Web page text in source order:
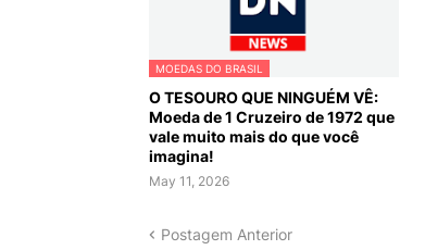
MOEDAS DO BRASIL
O TESOURO QUE NINGUÉM VÊ:
Moeda de 1 Cruzeiro de 1972 que
vale muito mais do que você
imagina!
May 11, 2026
Postagem Anterior